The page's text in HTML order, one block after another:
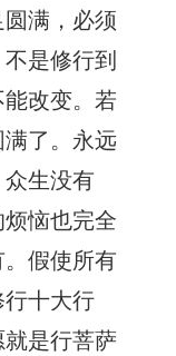
满，必须
是修行到
改变。若
了。永远
生没有
恼也完全
假使所有
十大行
是行菩萨